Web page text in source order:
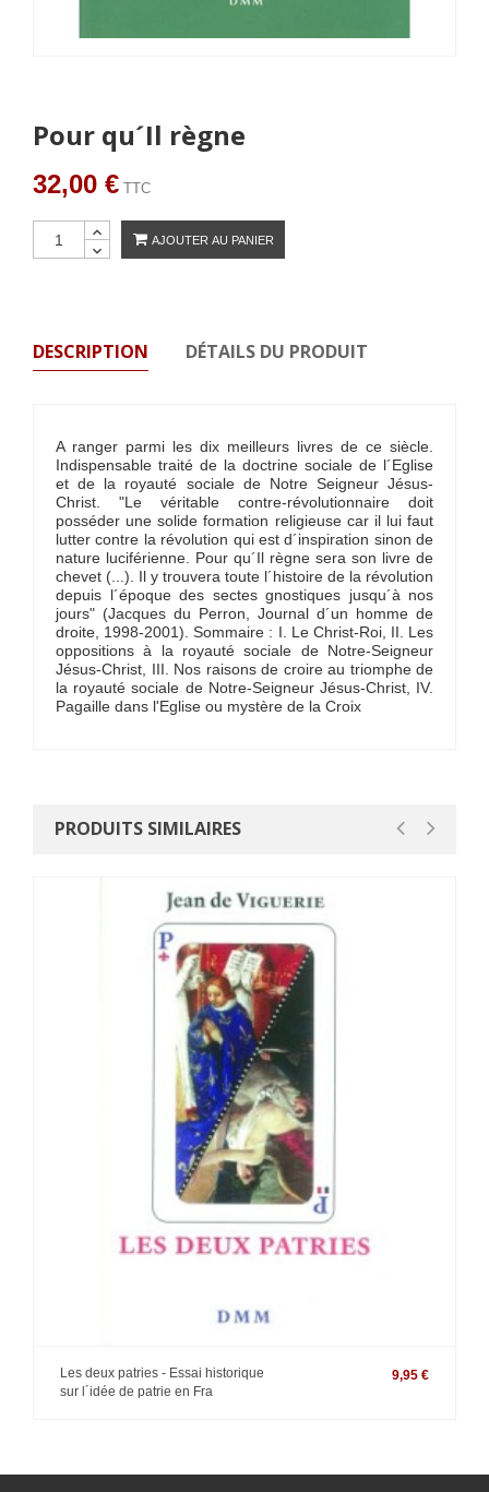
Pour qu´Il règne
32,00 € TTC
AJOUTER AU PANIER
DESCRIPTION DÉTAILS DU PRODUIT
A ranger parmi les dix meilleurs livres de ce siècle.
Indispensable traité de la doctrine sociale de l´Eglise
et de la royauté sociale de Notre Seigneur Jésus-
Christ. "Le véritable contre-révolutionnaire doit
posséder une solide formation religieuse car il lui faut
lutter contre la révolution qui est d´inspiration sinon de
nature luciférienne. Pour qu´Il règne sera son livre de
chevet (...). Il y trouvera toute l´histoire de la révolution
depuis l´époque des sectes gnostiques jusqu´à nos
jours" (Jacques du Perron, Journal d´un homme de
droite, 1998-2001). Sommaire : I. Le Christ-Roi, II. Les
oppositions à la royauté sociale de Notre-Seigneur
Jésus-Christ, III. Nos raisons de croire au triomphe de
la royauté sociale de Notre-Seigneur Jésus-Christ, IV.
Pagaille dans l'Eglise ou mystère de la Croix
PRODUITS SIMILAIRES
Les deux patries - Essai historique
sur l´idée de patrie en Fra
9,95 €